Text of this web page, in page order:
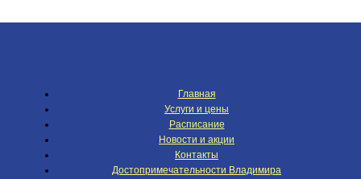
Главная
Услуги и цены
Расписание
Новости и акции
Контакты
Достопримечательности Владимира